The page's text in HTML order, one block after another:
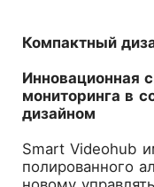
Компактный
Инновационная
мониторинга в
дизайном
Smart Videohub
полированного